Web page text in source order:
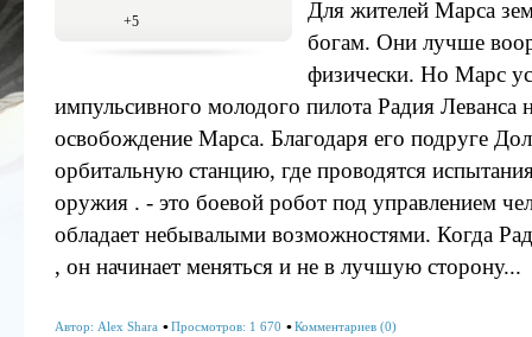
+5
Для жителей Марса
богам. Они лучше
физически. Но Марс
импульсивного молодого пилота Радия Леванса
освобождение Марса. Благодаря его подруге
орбитальную станцию, где проводятся
оружия . - это боевой робот под управлением
обладает небывалыми возможностями. Когда
, он начинает меняться и не в лучшую сторону...
Автор: Alex Shara Просмотров: 1 670 Комментариев (0)